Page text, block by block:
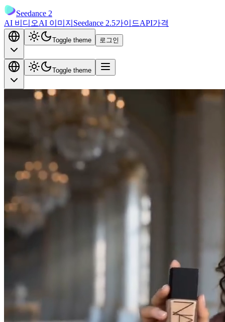
Seedance 2
AI 비디오AI 이미지 Seedance 2.5가이드API가격
Toggle theme 로그인
Toggle theme